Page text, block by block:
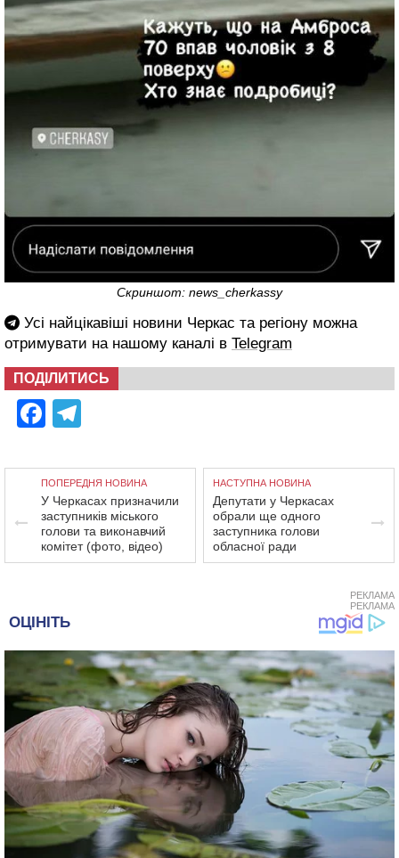
Скриншот: news_cherkassy
Усі найцікавіші новини Черкас та регіону можна
отримувати на нашому каналі в Telegram
ПОДІЛИТИСЬ
Facebook
ПОПЕРЕДНЯ НОВИНА
У Черкасах призначили
заступників міського
голови та виконавчий
комітет (фото, відео)
НАСТУПНА НОВИНА
Депутати у Черкасах
обрали ще одного
заступника голови
обласної ради
РЕКЛАМА
РЕКЛАМА